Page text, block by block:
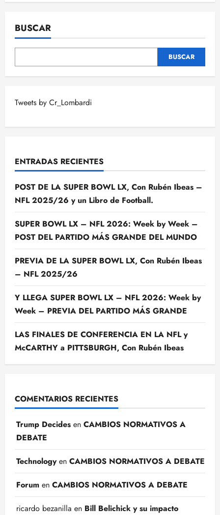
BUSCAR
BUSCAR
Tweets by Cr_Lombardi
ENTRADAS RECIENTES
POST DE LA SUPER BOWL LX, Con Rubén Ibeas –
NFL 2025/26 y un Libro de Football.
SUPER BOWL LX – NFL 2026: Week by Week –
POST DEL PARTIDO MÁS GRANDE DEL MUNDO
PREVIA DE LA SUPER BOWL LX, Con Rubén Ibeas
– NFL 2025/26
Y LLEGA SUPER BOWL LX – NFL 2026: Week by
Week – PREVIA DEL PARTIDO MÁS GRANDE
LAS FINALES DE CONFERENCIA EN LA NFL y
McCARTHY a PITTSBURGH, Con Rubén Ibeas
COMENTARIOS RECIENTES
Trump Decides en CAMBIOS NORMATIVOS A
DEBATE
Technologyen CAMBIOS NORMATIVOS A DEBATE
Forum en CAMBIOS NORMATIVOS A DEBATE
ricardo bezanilla en Bill Belichick y su impacto